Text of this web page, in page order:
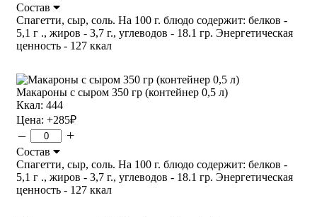
Состав
Спагетти, сыр, соль. На 100 г. блюдо содержит: белков -
5,1 г ., жиров - 3,7 г., углеводов - 18.1 гр. Энергетическая
ценность - 127 ккал
Макароны с сыром 350 гр (контейнер 0,5 л)
Ккал: 444
Цена: +285₽
– +
Состав
Спагетти, сыр, соль. На 100 г. блюдо содержит: белков -
5,1 г ., жиров - 3,7 г., углеводов - 18.1 гр. Энергетическая
ценность - 127 ккал